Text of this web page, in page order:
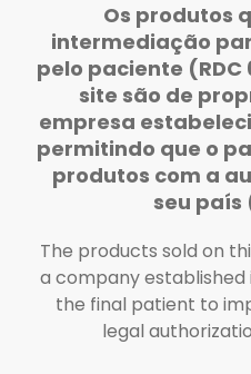
Os produtos
intermediação
pelo paciente
site são de
empresa
permitindo que o
produtos com a
seu
The products sold on
a company established
the final patient to
legal